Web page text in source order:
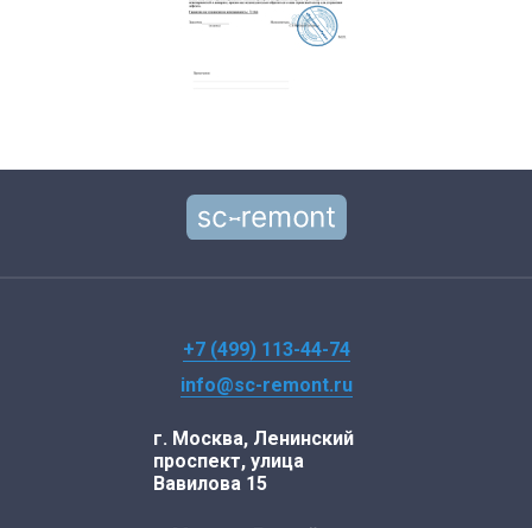
+7 (499) 113-44-74
info@sc-remont.ru
г. Москва, Ленинский
проспект, улица
Вавилова 15